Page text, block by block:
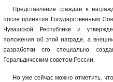
Представление граждан к
после принятия Государственным
Чувашской Республики и
положения об этой награде, а
разработки его специально
Геральдическим советом России.
Но уже сейчас можно отметить,